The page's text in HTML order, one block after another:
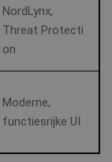
NordLynx,
Threat Protecti
on
Moderne,
functiesrijke UI